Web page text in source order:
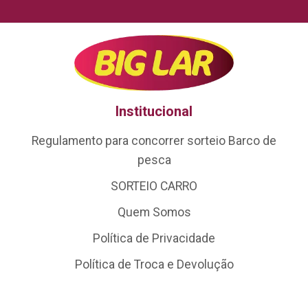
Institucional
Regulamento para concorrer sorteio Barco de
pesca
SORTEIO CARRO
Quem Somos
Política de Privacidade
Política de Troca e Devolução